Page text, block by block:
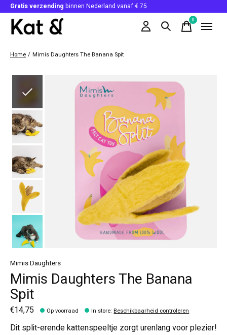
Gratis verzending binnen Nederland vanaf € 75
0items
Home / Mimis Daughters The Banana Spit
Slideshow Items
Mimis Daughters
Mimis Daughters The Banana
Spit
€14,75 Op voorraad In store: Beschikbaarheid controleren
Dit split-erende kattenspeeltje zorgt urenlang voor plezier!